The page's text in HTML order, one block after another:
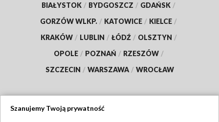
BIAŁYSTOK / BYDGOSZCZ / GDAŃSK /
GORZÓW WLKP. / KATOWICE / KIELCE /
KRAKÓW / LUBLIN / ŁÓDŹ / OLSZTYN /
OPOLE / POZNAŃ / RZESZÓW /
SZCZECIN / WARSZAWA / WROCŁAW
Szanujemy Twoją prywatność